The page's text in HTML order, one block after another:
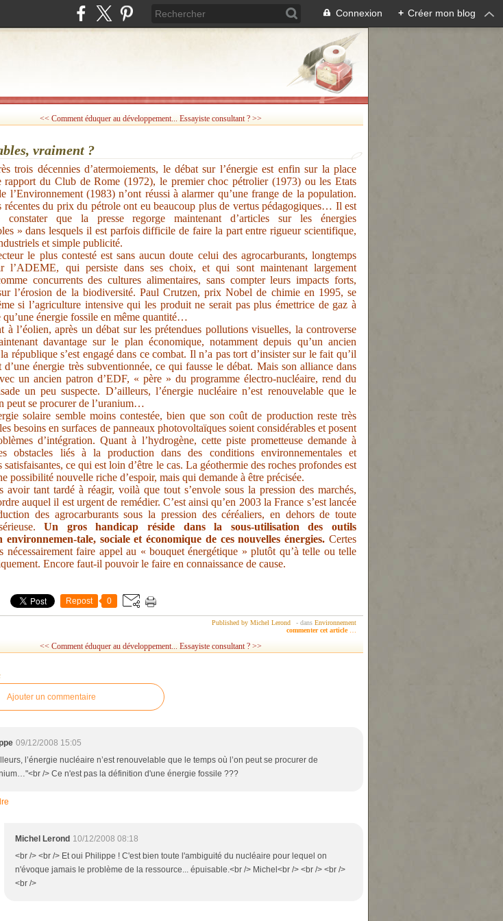
Connexion + Créer mon blog
<< Comment éduquer au développement... Essayiste consultant ? >>
vraiment ?
trois décennies d’atermoiements, le débat sur l’énergie est enfin sur la place
rapport du Club de Rome (1972), le premier choc pétrolier (1973) ou les Etats
l’Environnement (1983) n’ont réussi à alarmer qu’une frange de la population.
récentes du prix du pétrole ont eu beaucoup plus de vertus pédagogiques… Il est
constater que la presse regorge maintenant d’articles sur les énergies
» dans lesquels il est parfois difficile de faire la part entre rigueur scientifique,
et simple publicité.
le plus contesté est sans aucun doute celui des agrocarburants, longtemps
l’ADEME, qui persiste dans ses choix, et qui sont maintenant largement
concurrents des cultures alimentaires, sans compter leurs impacts forts,
l’érosion de la biodiversité. Paul Crutzen, prix Nobel de chimie en 1995, se
si l’agriculture intensive qui les produit ne serait pas plus émettrice de gaz à
qu’une énergie fossile en même quantité…
à l’éolien, après un débat sur les prétendues pollutions visuelles, la controverse
davantage sur le plan économique, notamment depuis qu’un ancien
république s’est engagé dans ce combat. Il n’a pas tort d’insister sur le fait qu’il
d’une énergie très subventionnée, ce qui fausse le débat. Mais son alliance dans
un ancien patron d’EDF, « père » du programme électro-nucléaire, rend du
un peu suspecte. D’ailleurs, l’énergie nucléaire n’est renouvelable que le
peut se procurer de l’uranium…
solaire semble moins contestée, bien que son coût de production reste très
besoins en surfaces de panneaux photovoltaïques soient considérables et posent
d’intégration. Quant à l’hydrogène, cette piste prometteuse demande à
obstacles liés à la production dans des conditions environnementales et
satisfaisantes, ce qui est loin d’être le cas. La géothermie des roches profondes est
possibilité nouvelle riche d’espoir, mais qui demande à être précisée.
avoir tant tardé à réagir, voilà que tout s’envole sous la pression des marchés,
auquel il est urgent de remédier. C’est ainsi qu’en 2003 la France s’est lancée
des agrocarburants sous la pression des céréaliers, en dehors de toute
Un gros handicap réside dans la sous-utilisation des outils
environnemen-tale, sociale et économique de ces nouvelles énergies. Certes
nécessairement faire appel au « bouquet énergétique » plutôt qu’à telle ou telle
Encore faut-il pouvoir le faire en connaissance de cause.
Repost 0
Published by Michel Lerond - dans Environnement
commenter cet article
<< Comment éduquer au développement... Essayiste consultant ? >>
Ajouter un commentaire
09/12/2008 15:05
l’énergie nucléaire n’est renouvelable que le temps où l’on peut se procurer de
/> Ce n'est pas la définition d'une énergie fossile ???
Michel Lerond 10/12/2008 08:18
<br /> <br /> Et oui Philippe ! C'est bien toute l'ambiguité du nucléaire pour lequel on
n'évoque jamais le problème de la ressource... épuisable.<br /> Michel<br /> <br /> <br />
<br />